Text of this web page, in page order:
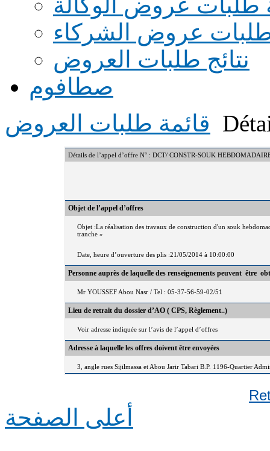
طلبات عروض الشركاء
نتائج طلبات العروض
صطافوم
قائمة طلبات العروض
Détails de l’appel d’offre N° : DCT/ CONSTR-SOUK
Objet de l’appel d’offres
Objet :La réalisation des travaux de construction d'un souk
tranche »
Date, heure d’ouverture des plis :21/05/2014 à 10:00:00
Personne auprès de laquelle des renseignements peuvent être
Mr YOUSSEF Abou Nasr / Tel : 05-37-56-59-02/51
Lieu de retrait du dossier d’AO ( CPS, Règlement..)
Voir adresse indiquée sur l’avis de l’appel d’offres
Adresse à laquelle les offres doivent être envoyées
3, angle rues Sijilmassa et Abou Jarir Tabari B.P. 1196-Quartier
أعلى الصفحة